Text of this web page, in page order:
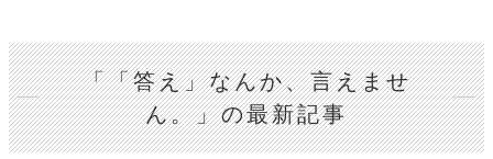
「「答え」なんか、言えませ
ん。」の最新記事